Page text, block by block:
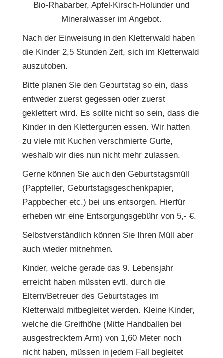
Bio-Rhabarber, Apfel-Kirsch-Holunder und
Mineralwasser im Angebot.
Nach der Einweisung in den Kletterwald haben
die Kinder 2,5 Stunden Zeit, sich im Kletterwald
auszutoben.
Bitte planen Sie den Geburtstag so ein, dass
entweder zuerst gegessen oder zuerst
geklettert wird. Es sollte nicht so sein, dass die
Kinder in den Klettergurten essen. Wir hatten
zu viele mit Kuchen verschmierte Gurte,
weshalb wir dies nun nicht mehr zulassen.
Gerne können Sie auch den Geburtstagsmüll
(Pappteller, Geburtstagsgeschenkpapier,
Pappbecher etc.) bei uns entsorgen. Hierfür
erheben wir eine Entsorgungsgebühr von 5,- €.
Selbstverständlich können Sie Ihren Müll aber
auch wieder mitnehmen.
Kinder, welche gerade das 9. Lebensjahr
erreicht haben müssten evtl. durch die
Eltern/Betreuer des Geburtstages im
Kletterwald mitbegleitet werden. Kleine Kinder,
welche die Greifhöhe (Mitte Handballen bei
ausgestrecktem Arm) von 1,60 Meter noch
nicht haben, müssen in jedem Fall begleitet